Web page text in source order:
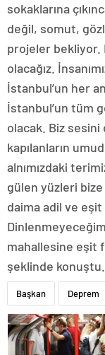
sokaklarına
değil, somut,
projeler bekliyor.
olacağız.
İstanbul’un her
İstanbul’un tüm
olacak. Biz
kapılanların
alnımızdaki
gülen yüzleri
daima adil ve
mahallesine eşit
şeklinde
Başkan Deprem